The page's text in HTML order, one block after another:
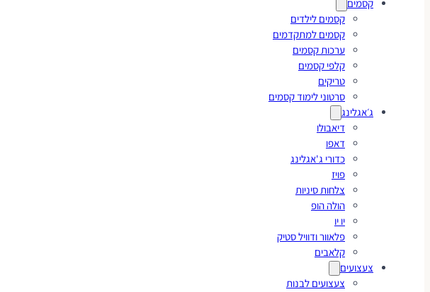
קסמים
קסמים לילדים
קסמים למתקדמים
ערכות קסמים
קלפי קסמים
טריקים
סרטוני לימוד קסמים
ג׳אגלינג
דיאבולו
דאפו
כדורי ג'אגלינג
פויז
צלחות סיניות
הולה הופ
יו יו
פלאוור ודוויל סטיק
קלאבים
צעצועים
צעצועים לבנות